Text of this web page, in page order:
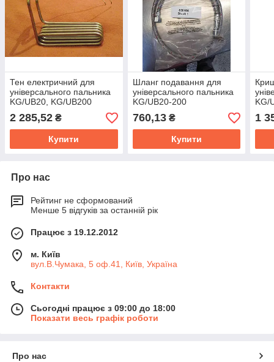
Тен електричний для
універсального пальника
KG/UB20, KG/UB200
2 285,52 ₴
Купити
Шланг подавання для
універсального пальника
KG/UB20-200
760,13₴
Купити
KG/
1
Про нас
Рейтинг не сформований
Менше 5 відгуків за останній рік
Працює з 19.12.2012
м. Київ
вул.В.Чумака, 5 оф.41, Київ, Україна
Контакти
Сьогодні працює з 09:00 до 18:00
Показати весь графік роботи
Про нас